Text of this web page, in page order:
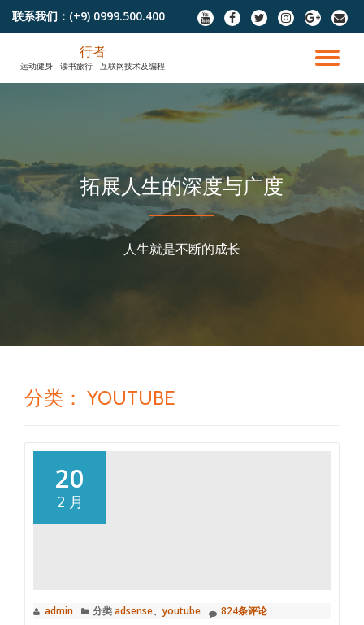
联系我们： (+9) 0999.500.400
fa-
youtube
fa-
facebook
fa-
twitter
fa-
instagram
fa-
google-
plus
fa-
切
换
导
航
行者
运动健身---读书旅行---互联网技术及编程
拓展人生的深度与广度
人生就是不断的成长
分类： YOUTUBE
20
2 月
admin 分类adsense、youtube 824条评论